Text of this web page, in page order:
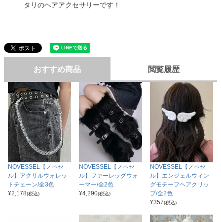
タリのヘアアクセサリーです！
おすすめ商品 閲覧履歴
NOVESSEL【ノベセ
ル】アクリルウォレッ
トチェーン/全3色
¥2,178(税込)
NOVESSEL【ノベセ
ル】ファーレッグウォ
ーマー/全2色
¥4,290(税込)
NOVESSEL【ノベセ
ル】エンジェルウィン
グモチーフヘアクリッ
プ/全2色
¥357(税込)